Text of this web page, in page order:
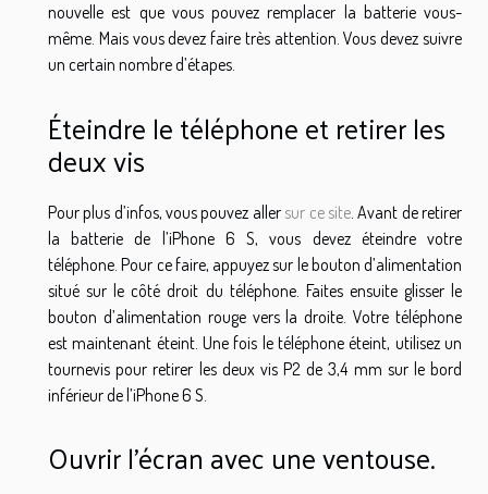
nouvelle est que vous pouvez remplacer la batterie vous-
même. Mais vous devez faire très attention. Vous devez suivre
un certain nombre d’étapes.
Éteindre le téléphone et retirer les
deux vis
Pour plus d’infos, vous pouvez aller sur ce site. Avant de retirer
la batterie de l’iPhone 6 S, vous devez éteindre votre
téléphone. Pour ce faire, appuyez sur le bouton d’alimentation
situé sur le côté droit du téléphone. Faites ensuite glisser le
bouton d’alimentation rouge vers la droite. Votre téléphone
est maintenant éteint. Une fois le téléphone éteint, utilisez un
tournevis pour retirer les deux vis P2 de 3,4 mm sur le bord
inférieur de l’iPhone 6 S.
Ouvrir l’écran avec une ventouse.